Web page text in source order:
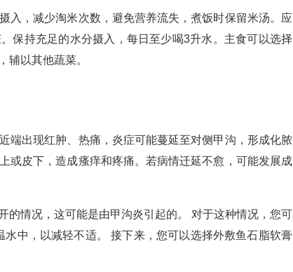
入，减少淘米次数，避免营养流失，煮饭时保留米汤。应
保持充足的水分摄入，每日至少喝3升水。主食可以选择
辅以其他蔬菜。
端出现红肿、热痛，炎症可能蔓延至对侧甲沟，形成化脓
或皮下，造成瘙痒和疼痛。若病情迁延不愈，可能发展成
的情况，这可能是由甲沟炎引起的。 对于这种情况，您可
中，以减轻不适。 接下来，您可以选择外敷鱼石脂软膏